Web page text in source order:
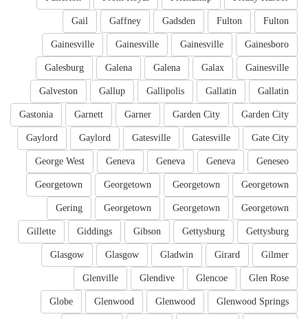
Fulton
Fulton
Gadsden
Gaffney
Gail
Gainesboro
Gainesville
Gainesville
Gainesville
Gainesville
Galax
Galena
Galena
Galesburg
Gallatin
Gallatin
Gallipolis
Gallup
Galveston
Garden City
Garden City
Garner
Garnett
Gastonia
Gate City
Gatesville
Gatesville
Gaylord
Gaylord
Geneseo
Geneva
Geneva
Geneva
George West
Georgetown
Georgetown
Georgetown
Georgetown
Georgetown
Georgetown
Georgetown
Gering
Gettysburg
Gettysburg
Gibson
Giddings
Gillette
Gilmer
Girard
Gladwin
Glasgow
Glasgow
Glen Rose
Glencoe
Glendive
Glenville
Glenwood Springs
Glenwood
Glenwood
Globe